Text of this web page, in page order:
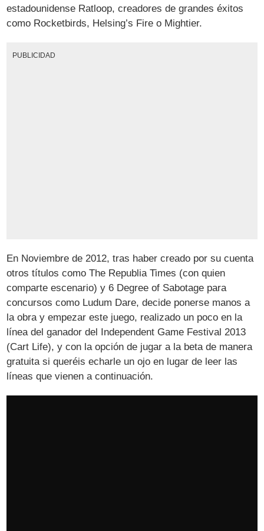
estadounidense Ratloop, creadores de grandes éxitos
como Rocketbirds, Helsing’s Fire o Mightier.
PUBLICIDAD
En Noviembre de 2012, tras haber creado por su cuenta
otros títulos como The Republia Times (con quien
comparte escenario) y 6 Degree of Sabotage para
concursos como Ludum Dare, decide ponerse manos a
la obra y empezar este juego, realizado un poco en la
línea del ganador del Independent Game Festival 2013
(Cart Life), y con la opción de jugar a la beta de manera
gratuita si queréis echarle un ojo en lugar de leer las
líneas que vienen a continuación.